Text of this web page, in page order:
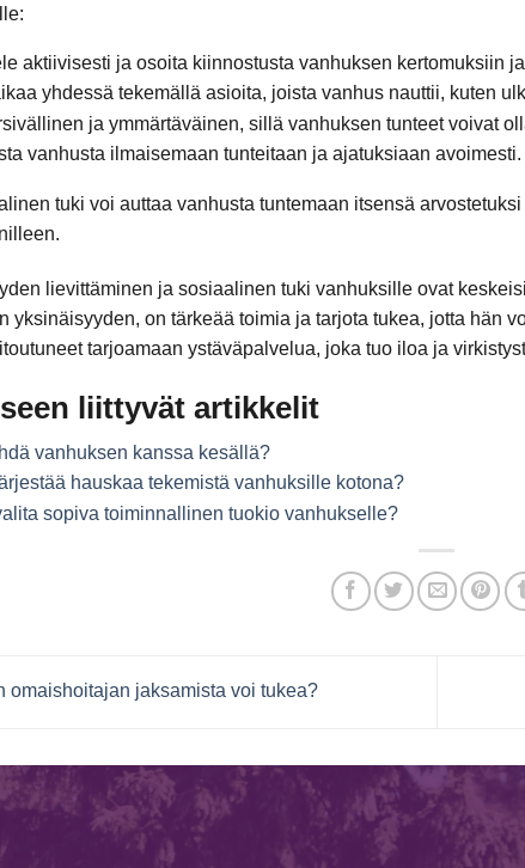
aktiivisesti ja osoita kiinnostusta vanhuksen kertomuksiin
yhdessä tekemällä asioita, joista vanhus nauttii, kuten
ja ymmärtäväinen, sillä vanhuksen tunteet voivat
vanhusta ilmaisemaan tunteitaan ja ajatuksiaan avoimesti.
tuki voi auttaa vanhusta tuntemaan itsensä
lievittäminen ja sosiaalinen tuki vanhuksille ovat
yksinäisyyden, on tärkeää toimia ja tarjota tukea, jotta hän
tarjoamaan ystäväpalvelua, joka tuo iloa ja
liittyvät artikkelit
vanhuksen kanssa kesällä?
hauskaa tekemistä vanhuksille kotona?
sopiva toiminnallinen tuokio vanhukselle?
omaishoitajan jaksamista voi tukea?